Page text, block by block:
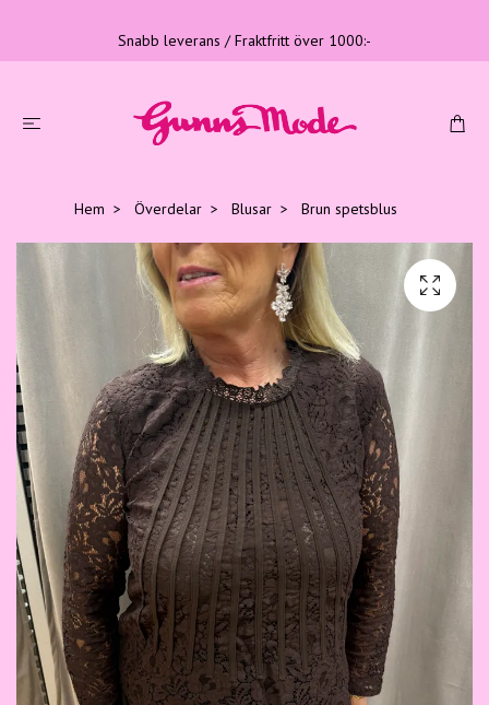
Snabb leverans / Fraktfritt över 1000:-
Hem Överdelar Blusar Brun spetsblus